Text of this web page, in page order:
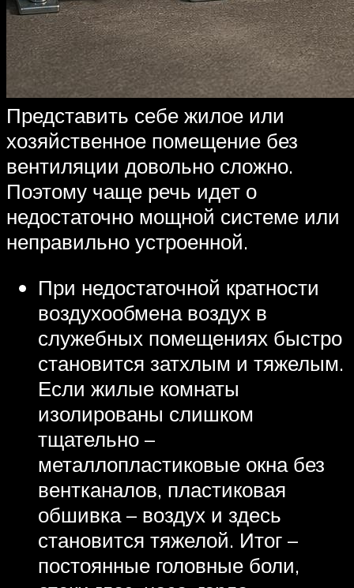
Представить себе жилое или
хозяйственное помещение без
вентиляции довольно сложно.
Поэтому чаще речь идет о
недостаточно мощной системе или
неправильно устроенной.
При недостаточной кратности
воздухообмена воздух в
служебных помещениях быстро
становится затхлым и тяжелым.
Если жилые комнаты
изолированы слишком
тщательно –
металлопластиковые окна без
вентканалов, пластиковая
обшивка – воздух и здесь
становится тяжелой. Итог –
постоянные головные боли,